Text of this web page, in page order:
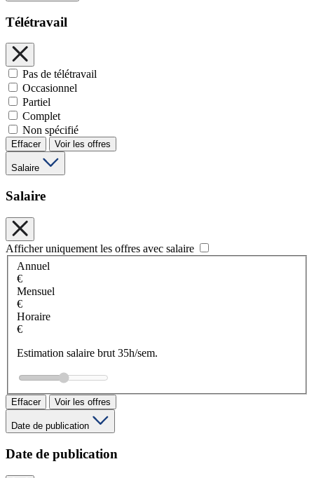
Télétravail
Pas de télétravail
Occasionnel
Partiel
Complet
Non spécifié
Effacer Voir les offres
Salaire
Salaire
Afficher uniquement les offres avec salaire
Annuel
€
Mensuel
€
Horaire
€
Estimation salaire brut 35h/sem.
Effacer Voir les offres
Date de publication
Date de publication